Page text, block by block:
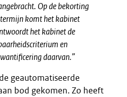
Op de bekorting
komt het kabinet
het kabinet de
en
daarvan.”
geautomatiseerde
bod gekomen. Zo heeft